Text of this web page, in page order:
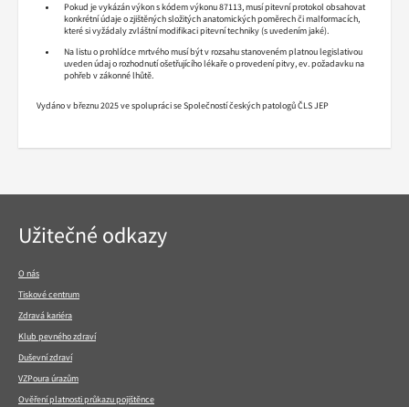
Pokud je vykázán výkon s kódem výkonu 87113, musí pitevní protokol obsahovat
konkrétní údaje o zjištěných složitých anatomických poměrech či malformacích,
které si vyžádaly zvláštní modifikaci pitevní techniky (s uvedením jaké).
Na listu o prohlídce mrtvého musí být v rozsahu stanoveném platnou legislativou
uveden údaj o rozhodnutí ošetřujícího lékaře o provedení pitvy, ev. požadavku na
pohřeb v zákonné lhůtě.
Vydáno v březnu 2025 ve spolupráci se Společností českých patologů ČLS JEP
Navigace
v
Užitečné odkazy
O nás
Tiskové centrum
Zdravá kariéra
Klub pevného zdraví
Duševní zdraví
VZPoura úrazům
Ověření platnosti průkazu pojištěnce